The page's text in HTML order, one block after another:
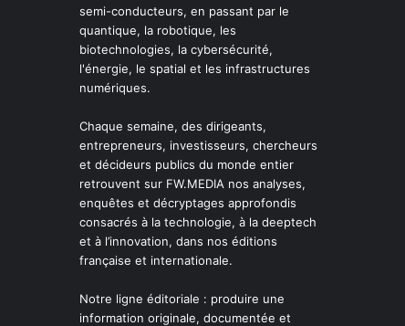
semi-conducteurs, en passant par le
quantique, la robotique, les
biotechnologies, la cybersécurité,
l'énergie, le spatial et les infrastructures
numériques.
Chaque semaine, des dirigeants,
entrepreneurs, investisseurs, chercheurs
et décideurs publics du monde entier
retrouvent sur FW.MEDIA nos analyses,
enquêtes et décryptages approfondis
consacrés à la technologie, à la deeptech
et à l’innovation, dans nos éditions
française et internationale.
Notre ligne éditoriale : produire une
information originale, documentée et